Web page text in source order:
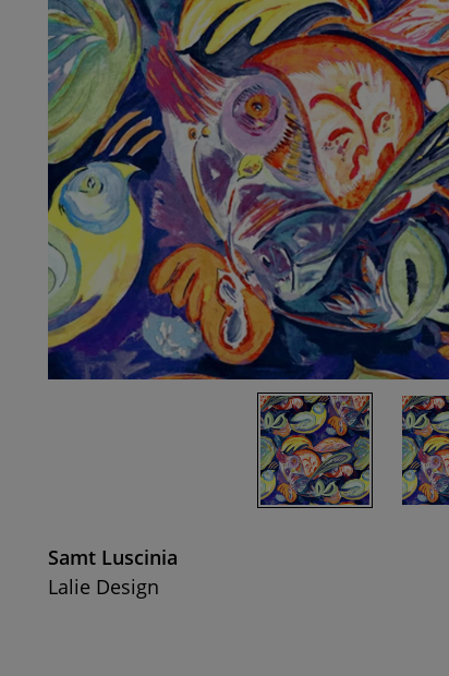
Samt Luscinia
Lalie Design